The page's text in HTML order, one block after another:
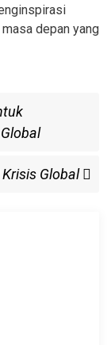
depan yang
Global